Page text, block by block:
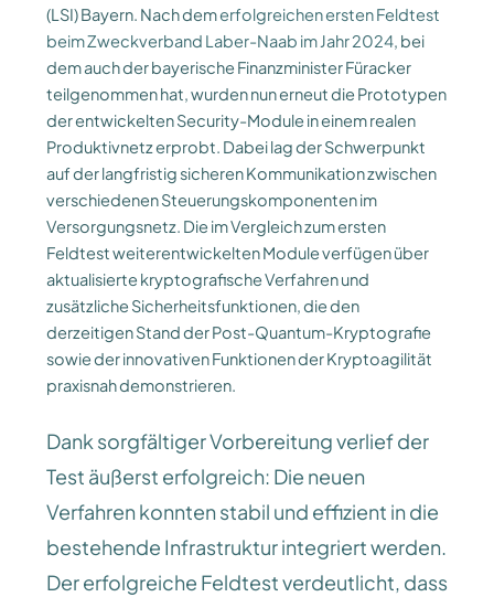
(LSI) Bayern. Nach demerfolgreichen ersten Feldtest
beim Zweckverband Laber-Naab im Jahr 2024, bei
dem auch der bayerische Finanzminister Füracker
teilgenommen hat, wurden nun erneut die Prototypen
der entwickelten Security-Module in einem realen
Produktivnetz erprobt. Dabei lag der Schwerpunkt
auf der langfristig sicheren Kommunikation zwischen
verschiedenen Steuerungskomponenten im
Versorgungsnetz. Die im Vergleich zum ersten
Feldtest weiterentwickelten Module verfügen über
aktualisierte kryptografische Verfahren und
zusätzliche Sicherheitsfunktionen, die den
derzeitigen Stand der Post-Quantum-Kryptografie
sowie der innovativen Funktionen der Kryptoagilität
praxisnah demonstrieren.
Dank sorgfältiger Vorbereitung verlief der
Test äußerst erfolgreich: Die neuen
Verfahren konnten stabil und effizient in die
bestehende Infrastruktur integriert werden.
Der erfolgreiche Feldtest verdeutlicht, dass